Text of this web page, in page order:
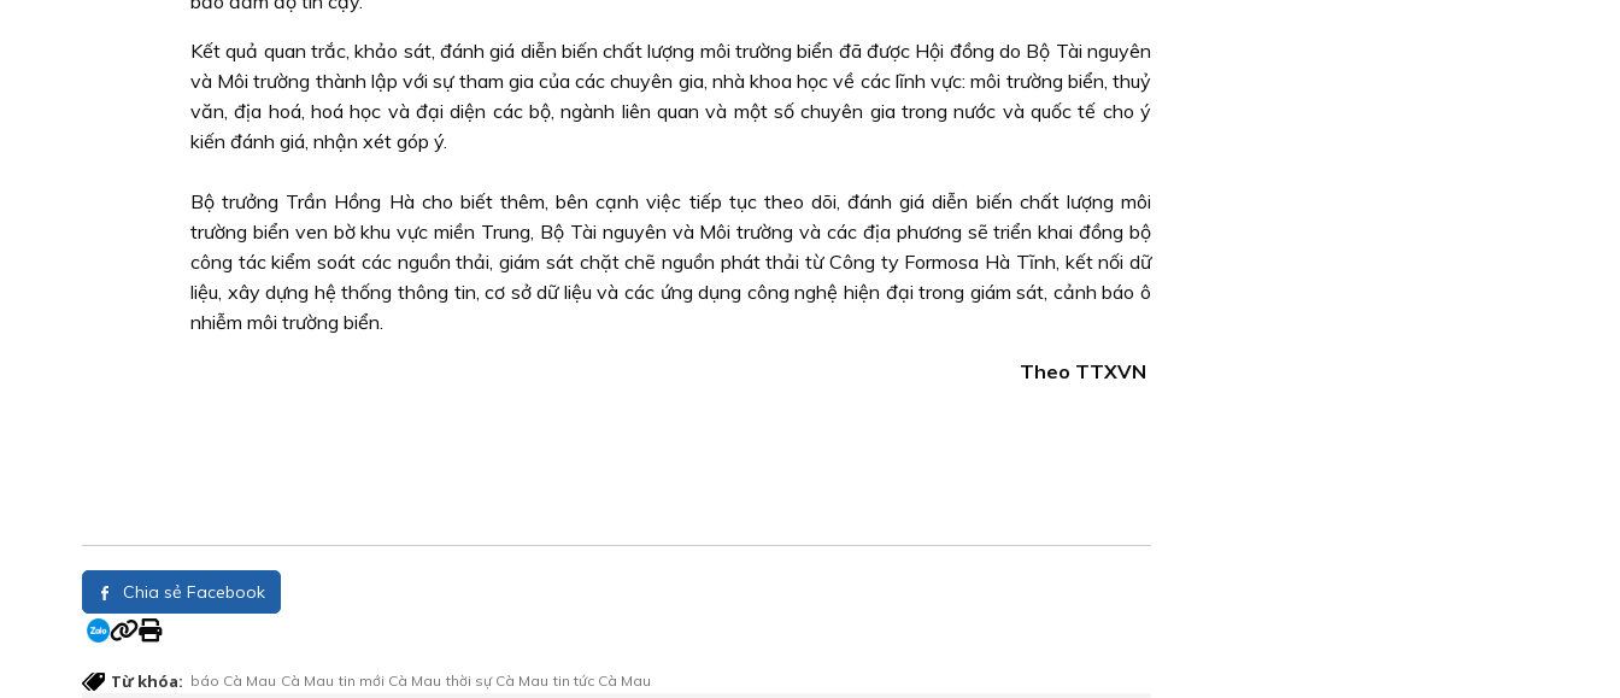
Kết quả quan trắc, khảo sát, đánh giá diễn biến chất lượng môi trường biển đã được Hội đồng do Bộ Tài nguyên
và Môi trường thành lập với sự tham gia của các chuyên gia, nhà khoa học về các lĩnh vực: môi trường biển, thuỷ
văn, địa hoá, hoá học và đại diện các bộ, ngành liên quan và một số chuyên gia trong nước và quốc tế cho ý
kiến đánh giá, nhận xét góp ý.
Bộ trưởng Trần Hồng Hà cho biết thêm, bên cạnh việc tiếp tục theo dõi, đánh giá diễn biến chất lượng môi
trường biển ven bờ khu vực miền Trung, Bộ Tài nguyên và Môi trường và các địa phương sẽ triển khai đồng bộ
công tác kiểm soát các nguồn thải, giám sát chặt chẽ nguồn phát thải từ Công ty Formosa Hà Tĩnh, kết nối dữ
liệu, xây dựng hệ thống thông tin, cơ sở dữ liệu và các ứng dụng công nghệ hiện đại trong giám sát, cảnh báo ô
nhiễm môi trường biển.
Theo TTXVN
Chia sẻ Facebook
Từ khóa: báo Cà Mau Cà Mau tin mới Cà Mau thời sự Cà Mau tin tức Cà Mau